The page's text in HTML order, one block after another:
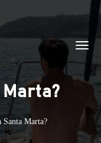
Santa Marta?